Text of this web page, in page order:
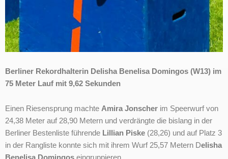
Berliner Rekordhalterin Delisha Benelisa Domingos (W13) im
75 Meter Lauf mit 9,62 Sekunden
Einen Riesensprung machte Amira Jonscher im Speerwurf von
24,38 Meter auf 28,90 Metern und verdrängte die bislang in der
Berliner Bestenliste führende Lillian Piske (28,26) und auf Platz 3
in der Rangliste konnte sich mit ihrem Wurf 25,57 Metern Delisha